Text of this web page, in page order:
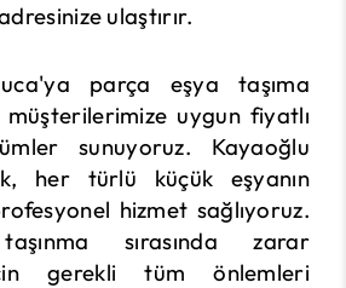
ulaştırır.
parça eşya taşıma
uygun fiyatlı
sunuyoruz. Kayaoğlu
her türlü küçük eşyanın
hizmet sağlıyoruz.
taşınma sırasında zarar
gerekli tüm önlemleri